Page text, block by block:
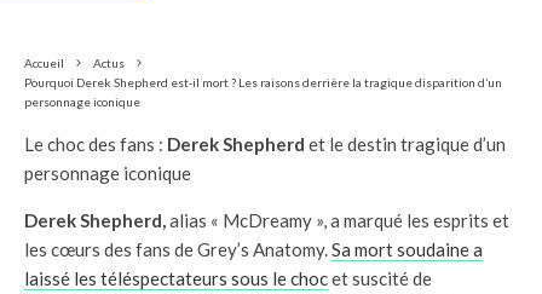
Accueil
Actus
Pourquoi Derek Shepherd est-il mort ? Les raisons derrière la tragique disparition d’un
personnage iconique
Le choc des fans : Derek Shepherd et le destin tragique d’un
personnage iconique
Derek Shepherd,alias « McDreamy », a marqué les esprits et
les cœurs des fans de Grey’s Anatomy.Sa mort soudaine a
laissé les téléspectateurs sous le chocet suscité de